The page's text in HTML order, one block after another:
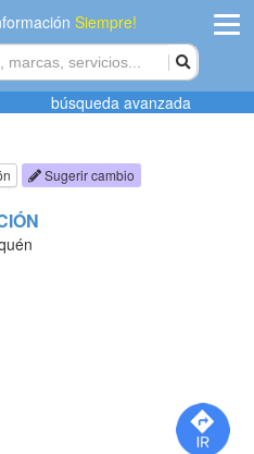
Siempre!
Agregar
Contactenos
búsqueda avanzada
Sugerir cambio